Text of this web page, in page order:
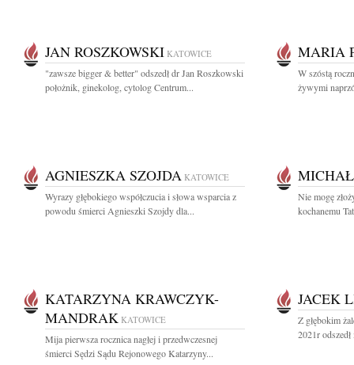
JAN ROSZKOWSKI KATOWICE
"zawsze bigger & better" odszedł dr Jan Roszkowski
położnik, ginekolog, cytolog Centrum...
MARIA
W szóstą
żywymi
AGNIESZKA SZOJDA KATOWICE
Wyrazy głębokiego współczucia i słowa wsparcia z
powodu śmierci Agnieszki Szojdy dla...
Nie mogę
kochanemu
KATARZYNA KRAWCZYK-
MANDRAK KATOWICE
Mija pierwsza rocznica nagłej i przedwczesnej
śmierci Sędzi Sądu Rejonowego Katarzyny...
JACEK
Z głębokim
2021r